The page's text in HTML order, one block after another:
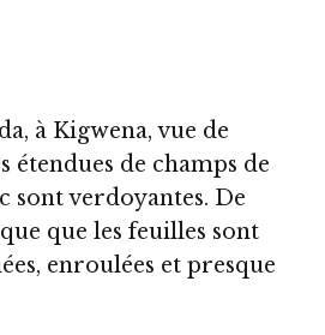
à Kigwena, vue de
étendues de champs de
sont verdoyantes. De
que les feuilles sont
enroulées et presque